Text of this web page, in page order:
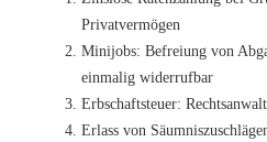
Privatvermögen
Minijobs: Befreiung von
einmalig widerrufbar
Erbschaftsteuer:
Erlass von